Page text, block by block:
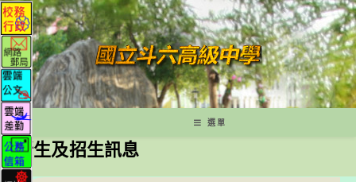
跳
轉
至
主
要
內
容
選單
新生及招生訊息